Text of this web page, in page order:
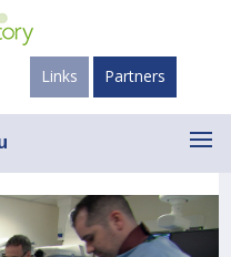
Partners
Links